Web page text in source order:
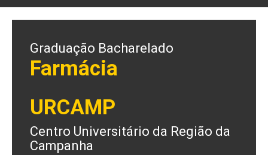
Graduação Bacharelado
Farmácia
URCAMP
Centro Universitário da Região da
Campanha